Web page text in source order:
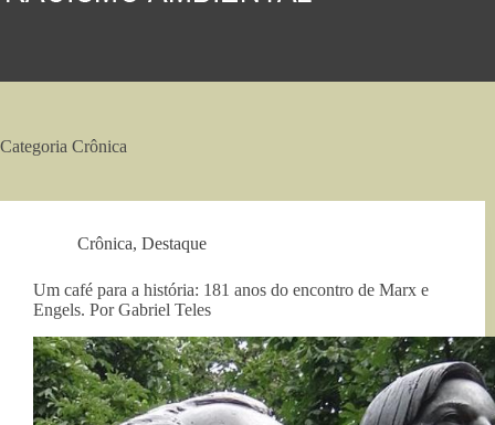
Categoria Crônica
Crônica, Destaque
Um café para a história: 181 anos do encontro de Marx e
Engels. Por Gabriel Teles